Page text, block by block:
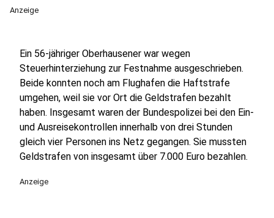
Anzeige
Ein 56-jähriger Oberhausener war wegen
Steuerhinterziehung zur Festnahme ausgeschrieben.
Beide konnten noch am Flughafen die Haftstrafe
umgehen, weil sie vor Ort die Geldstrafen bezahlt
haben. Insgesamt waren der Bundespolizei bei den Ein-
und Ausreisekontrollen innerhalb von drei Stunden
gleich vier Personen ins Netz gegangen. Sie mussten
Geldstrafen von insgesamt über 7.000 Euro bezahlen.
Anzeige